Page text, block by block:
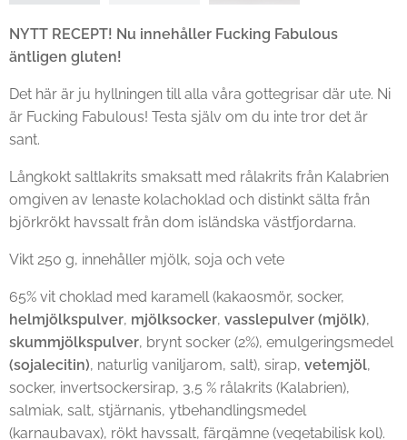
NYTT RECEPT! Nu innehåller Fucking Fabulous
äntligen gluten!
Det här är ju hyllningen till alla våra gottegrisar där ute. Ni
är Fucking Fabulous! Testa själv om du inte tror det är
sant.
Långkokt saltlakrits smaksatt med rålakrits från Kalabrien
omgiven av lenaste kolachoklad och distinkt sälta från
björkrökt havssalt från dom isländska västfjordarna.
Vikt 250 g, innehåller mjölk, soja och vete
65% vit choklad med karamell (kakaosmör, socker,
helmjölkspulver, mjölksocker, vasslepulver (mjölk),
skummjölkspulver, brynt socker (2%), emulgeringsmedel
(sojalecitin), naturlig vaniljarom, salt), sirap, vetemjöl,
socker, invertsockersirap, 3,5 % rålakrits (Kalabrien),
salmiak, salt, stjärnanis, ytbehandlingsmedel
(karnaubavax), rökt havssalt, färgämne (vegetabilisk kol).